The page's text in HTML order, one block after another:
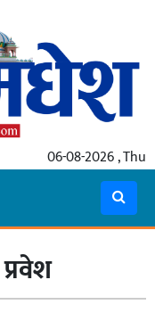
06-08-2026 , Thu